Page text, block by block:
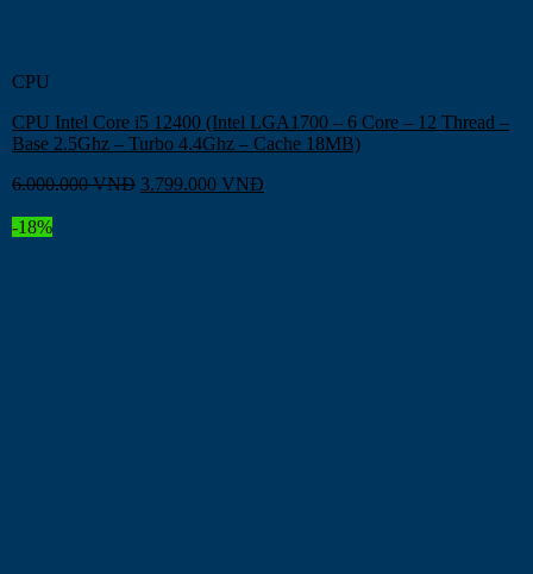
CPU
CPU Intel Core i5 12400 (Intel LGA1700 – 6 Core – 12 Thread –
Base 2.5Ghz – Turbo 4.4Ghz – Cache 18MB)
6.000.000VNĐ 3.799.000 VNĐ
-18%